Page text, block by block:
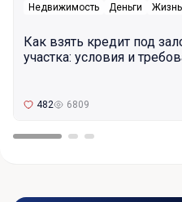
Недвижимость Деньги Жизнь
Как взять кредит под
участка: условия и
482 6809